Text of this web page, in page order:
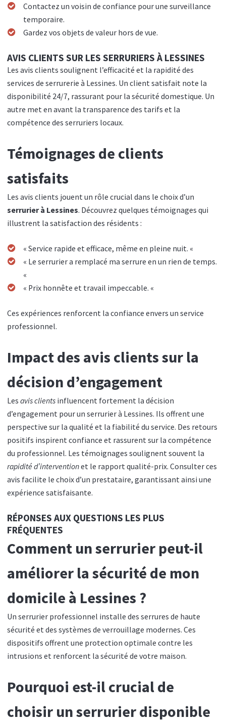
Contactez un voisin de confiance pour une surveillance
temporaire.
Gardez vos objets de valeur hors de vue.
AVIS CLIENTS SUR LES SERRURIERS À LESSINES
Les avis clients soulignent l’efficacité et la rapidité des
services de serrurerie à Lessines. Un client satisfait note la
disponibilité 24/7, rassurant pour la sécurité domestique. Un
autre met en avant la transparence des tarifs et la
compétence des serruriers locaux.
Témoignages de clients
satisfaits
Les avis clients jouent un rôle crucial dans le choix d’un
serrurier à Lessines. Découvrez quelques témoignages qui
illustrent la satisfaction des résidents :
« Service rapide et efficace, même en pleine nuit. «
« Le serrurier a remplacé ma serrure en un rien de temps.
«
« Prix honnête et travail impeccable. «
Ces expériences renforcent la confiance envers un service
professionnel.
Impact des avis clients sur la
décision d’engagement
Les avis clients influencent fortement la décision
d’engagement pour un serrurier à Lessines. Ils offrent une
perspective sur la qualité et la fiabilité du service. Des retours
positifs inspirent confiance et rassurent sur la compétence
du professionnel. Les témoignages soulignent souvent la
rapidité d’interventionet le rapport qualité-prix. Consulter ces
avis facilite le choix d’un prestataire, garantissant ainsi une
expérience satisfaisante.
RÉPONSES AUX QUESTIONS LES PLUS
FRÉQUENTES
Comment un serrurier peut-il
améliorer la sécurité de mon
domicile à Lessines ?
Un serrurier professionnel installe des serrures de haute
sécurité et des systèmes de verrouillage modernes. Ces
dispositifs offrent une protection optimale contre les
intrusions et renforcent la sécurité de votre maison.
Pourquoi est-il crucial de
choisir un serrurier disponible